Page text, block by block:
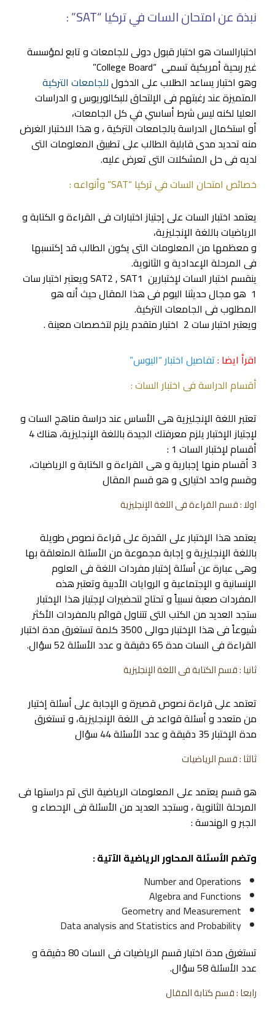
نبذة عن امتحان السات في تركيا “SAT” :
اختبارالسات هو اختبار قبول دولى للجامعات و تابع لمؤسسة
غير ربحية أمريكية تسمى “College Board”
وهو اختبار يساعد الطلاب على الدخولللجامعات التركية
المتميزة عند رغبتهم فى الإلتحاق للبكالوريوس و الدراسات
العليا لكنه ليس شرط أساسي في كل الجامعات،
أو استكمال الدراسة بالجامعات التركية ، و هذا الاختبار الغرض
منه تحديد مدى قابلية الطالب على تطبيق المعلومات التى
لديه فى حل المشكلات التى تعرض عليه.
خصائص امتحان السات في تركيا “SAT” وأنواعه :
يعتمد اختبار السات على إجتياز اختبارات فى القراءة و الكتابة و
الرياضيات باللغة الإنجليزية،
و معظمها من المعلومات التى يكون الطالب قد إكتسبها
فى المرحلة الإعدادية و الثانوية.
ينقسم اختبار السات لإختبارين SAT2 , SAT1 ويعتبر اختبار سات
1 هو مجال حديثنا اليوم فى هذا المقال حيث أنه هو
المطلوب فى الجامعات التركية.
ويعتبر اختبار سات 2 اختبار متقدم يلزم لتخصصات معينة .
اقرأ ايضا :تفاصيل اختبار “اليوس”
أقسام الدراسة فى اختبار السات :
تعتبر اللغة الإنجليزية هى الأساس عند دراسة مناهج السات و
لإجتياز الإختبار يلزم معرفتك الجيدة باللغة الإنجليزية، هناك 4
أقسام لإختبار السات 1 :
3 أقسام منها إجبارية و هى القراءة و الكتابة و الرياضيات،
وقسم واحد اختيارى و هو قسم المقال
اولا : قسم القراءة فى اللغة الإنجليزية
يعتمد هذا الإختبار على القدرة على قراءة نصوص طويلة
باللغة الإنجليزية و إجابة مجموعة من الأسئلة المتعلقة بها
وهى عبارة عن أسئلة إختبار مفردات اللغة فى العلوم
الإنسانية و الإجتماعية و الروايات الأدبية وتعتبر هذه
المفردات صعبة نسبياً و تحتاج لتحضيرات لإجتياز هذا الإختبار
ستجد العديد من الكتب التى تتناول قوائم بالمفردات الأكثر
شيوعاً فى هذا الإختبار حوالى 3500 كلمة تستغرق مدة اختبار
القراءة فى السات مدة 65 دقيقة و عدد الأسئلة 52 سؤال.
ثانيا : قسم الكتابة فى اللغة الإنجليزية
تعتمد على قراءة نصوص قصيرة و الإجابة على أسئلة إختيار
من متعدد و أسئلة قواعد فى اللغة الإنجليزية، و تستغرق
مدة الإختبار 35 دقيقة و عدد الأسئلة 44 سؤال
ثالثا : قسم الرياضيات
هو قسم يعتمد على المعلومات الرياضية التى تم دراستها فى
المرحلة الثانوية ، وستجد العديد من الأسئلة فى الإحصاء و
الجبر و الهندسة :
وتضم الأسئلة المحاور الرياضية الآتية :
Number and Operations
Algebra and Functions
Geometry and Measurement
Data analysis and Statistics and Probability
تستغرق مدة اختبار قسم الرياضيات فى السات 80 دقيقة و
عدد الأسئلة 58 سؤال.
رابعا : قسم كتابة المقال